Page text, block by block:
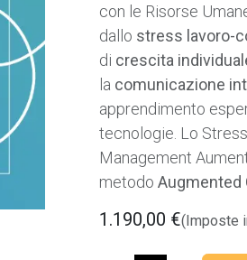
con le Risorse
dallo stress lavoro-
di crescita
la comunicazione
apprendimento
tecnologie. Lo
Management
metodo Augmented
1.190,00 €(Imposte